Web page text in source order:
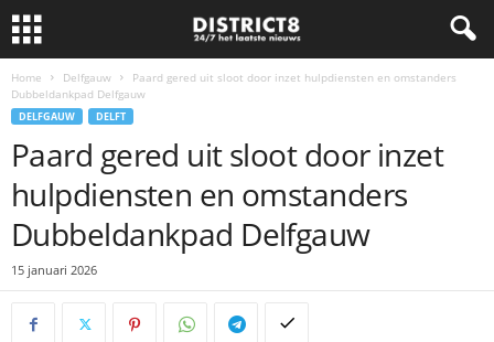
Home Delfgauw
Paard gered uit sloot door inzet hulpdiensten en omstanders
Dubbeldankpad Delfgauw
DELFGAUW DELFT
Paard gered uit sloot door inzet
hulpdiensten en omstanders
Dubbeldankpad Delfgauw
15 januari 2026